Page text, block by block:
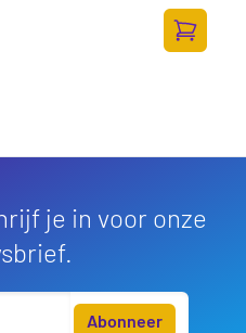
je in voor onze
Abonneer